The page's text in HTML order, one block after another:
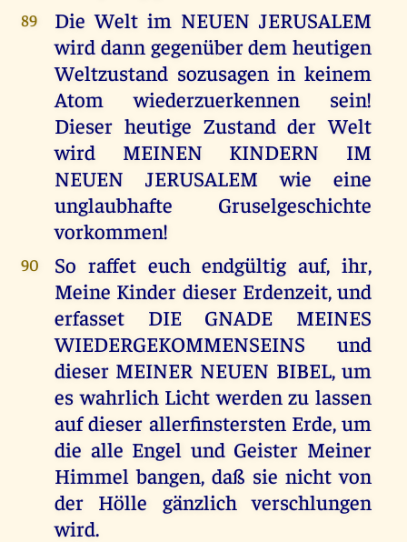
89
Die Welt im NEUEN JERUSALEM
wird dann gegenüber dem heutigen
Weltzustand sozusagen in keinem
Atom wiederzuerkennen sein!
Dieser heutige Zustand der Welt
wird MEINEN KINDERN IM
NEUEN JERUSALEM wie eine
unglaubhafte Gruselgeschichte
vorkommen!
90
So raffet euch endgültig auf, ihr,
Meine Kinder dieser Erdenzeit, und
erfasset DIE GNADE MEINES
WIEDERGEKOMMENSEINS und
dieser MEINER NEUEN BIBEL, um
es wahrlich Licht werden zu lassen
auf dieser allerfinstersten Erde, um
die alle Engel und Geister Meiner
Himmel bangen, daß sie nicht von
der Hölle gänzlich verschlungen
wird.